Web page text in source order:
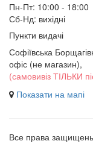
Пн-Пт: 10:00 - 18:00
Сб-Нд: вихідні
Пункти видачі
Софіївська
офіс (не магазин),
(самовивіз ТІЛЬКИ
Показати на мапі
Все права